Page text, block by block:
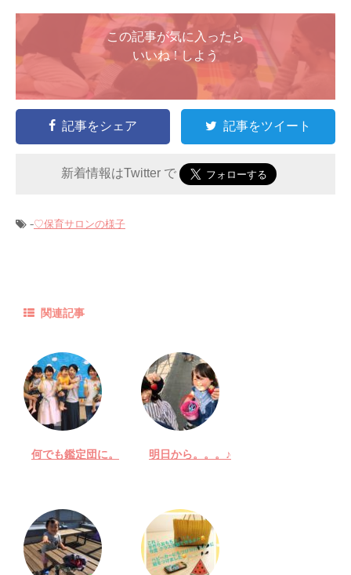
この記事が気に入ったら
いいね ! しよう
記事をシェア 記事をツイート
新着情報はTwitter で
-♡保育サロンの様子
関連記事
何でも鑑定団に。 明日から。。。♪